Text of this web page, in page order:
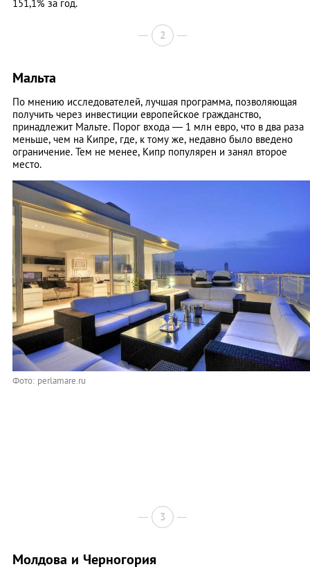
151,1% за год.
2
Мальта
По мнению исследователей, лучшая программа, позволяющая
получить через инвестиции европейское гражданство,
принадлежит Мальте. Порог входа — 1 млн евро, что в два раза
меньше, чем на Кипре, где, к тому же, недавно было введено
ограничение. Тем не менее, Кипр популярен и занял второе
место.
Фото: perlamare.ru
3
Молдова и Черногория